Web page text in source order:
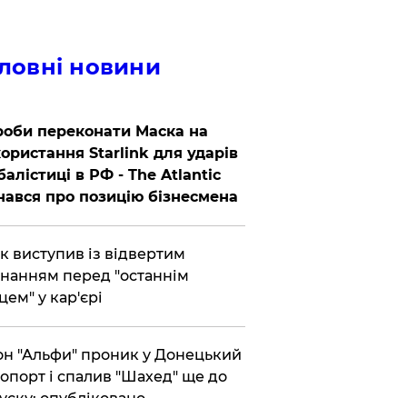
новини
переконати Маска на
Starlink для ударів
в РФ - The Atlantic
про позицію бізнесмена
виступив із відвертим
перед "останнім
у кар'єрі
"Альфи" проник у Донецький
і спалив "Шахед" ще до